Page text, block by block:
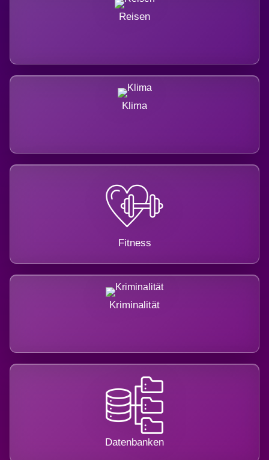
Reisen
Klima
Fitness
Kriminalität
Datenbanken